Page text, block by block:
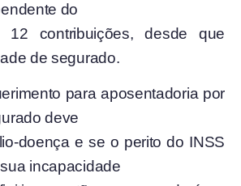
do
12 contribuições, desde que
de segurado.
para aposentadoria por
deve
doença e se o perito do INSS
incapacidade